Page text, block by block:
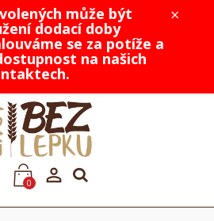
×
může být
dodací doby
se za potíže a
na našich
0 